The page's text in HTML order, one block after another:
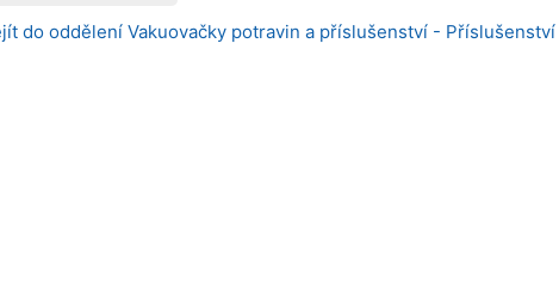
do oddělení Vakuovačky potravin a příslušenství - Příslušenství